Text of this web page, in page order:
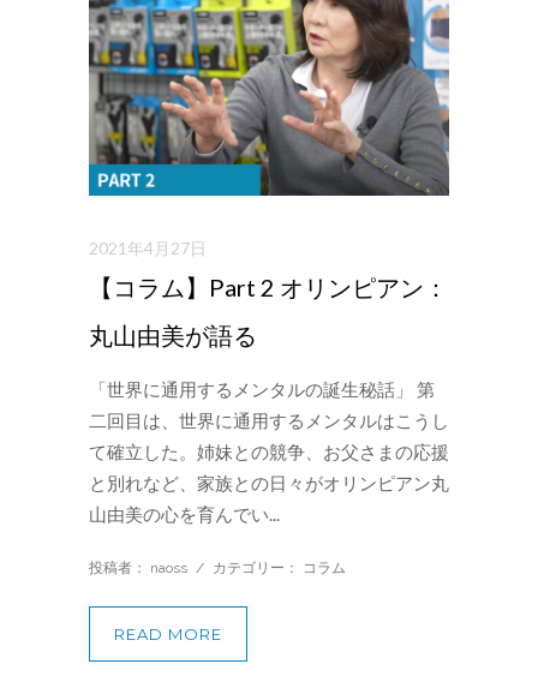
2021年4月27日
【コラム】Part 2 オリンピアン：
丸山由美が語る
「世界に通用するメンタルの誕生秘話」 第
二回目は、世界に通用するメンタルはこうし
て確立した。姉妹との競争、お父さまの応援
と別れなど、家族との日々がオリンピアン丸
山由美の心を育んでい...
投稿者： naoss / カテゴリー： コラム
READ MORE